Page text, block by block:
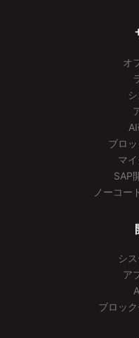
オ
ブロ
マ
SAP
ノーコー
シ
ア
ブロッ